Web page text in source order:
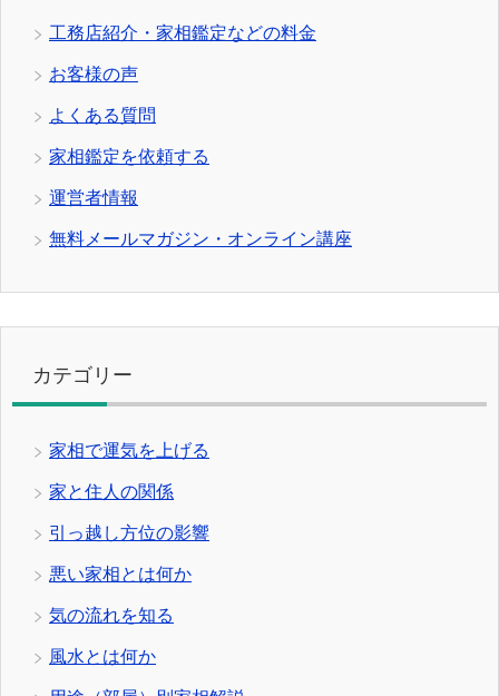
工務店紹介・家相鑑定などの料金
お客様の声
よくある質問
家相鑑定を依頼する
運営者情報
無料メールマガジン・オンライン講座
カテゴリー
家相で運気を上げる
家と住人の関係
引っ越し方位の影響
悪い家相とは何か
気の流れを知る
風水とは何か